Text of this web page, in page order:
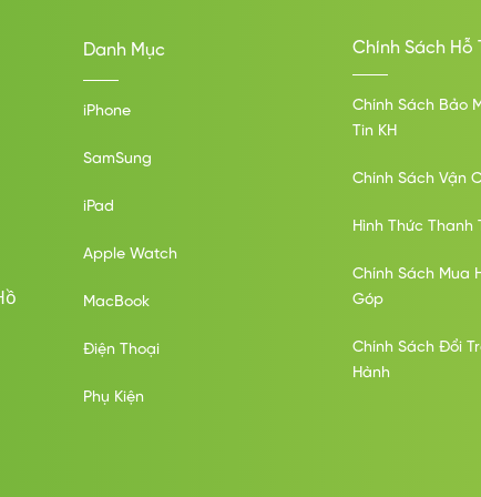
bảo trải nghiệm liền mạch, iPhone 17 Pro Max lại tạo nên
tạo nên một sự khác biệt ấn tượng, ngay cả khi vẫn giữ
Danh Mục
iPhone
SamSung
iPad
Apple Watch
MacBook
Điện Thoại
Phụ Kiện
Chính Sách Hỗ
Chính Sách Bảo
Tin KH
Chính Sách Vận
Hình Thức Thanh
Chính Sách Mua
Góp
Chính Sách Đổi
Hành